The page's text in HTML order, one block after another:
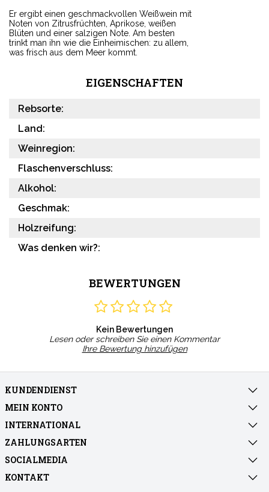
Er ergibt einen geschmackvollen Weißwein mit
Noten von Zitrusfrüchten, Aprikose, weißen
Blüten und einer salzigen Note. Am besten
trinkt man ihn wie die Einheimischen: zu allem,
was frisch aus dem Meer kommt.
EIGENSCHAFTEN
Rebsorte:
Land:
Weinregion:
Flaschenverschluss:
Alkohol:
Geschmak:
Holzreifung:
Was denken wir?:
BEWERTUNGEN
Kein Bewertungen
Lesen oder schreiben Sie einen Kommentar
Ihre Bewertung hinzufügen
KUNDENDIENST
MEIN KONTO
INTERNATIONAL
ZAHLUNGSARTEN
SOCIALMEDIA
KONTAKT